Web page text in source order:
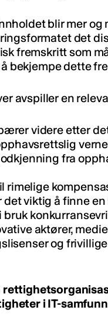
blir mer og
det
fremskritt som
bekjempe dette
avspiller en
videre etter
fra
rimelige
viktig å finne
aktører,
og
i IT-